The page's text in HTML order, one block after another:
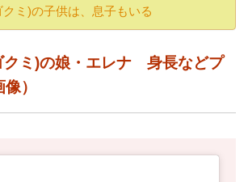
ミ)の子供は、息子もいる
クミ)の娘・エレナ 身長などプ
）